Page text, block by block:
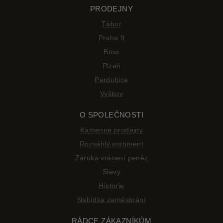
PRODEJNY
Tábor
Praha 9
Brno
Plzeň
Pardubice
Vyškov
O SPOLEČNOSTI
Kamenné prodejny
Rozsáhlý sortiment
Záruka vrácení peněz
Slevy
Historie
Nabídka zaměstnání
RÁDCE ZÁKAZNÍKŮM